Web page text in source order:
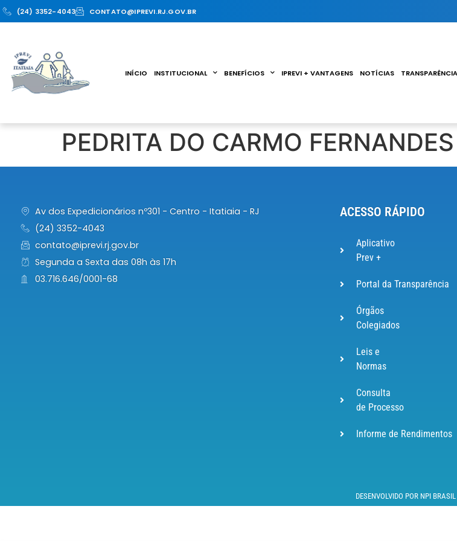
(24) 3352-4043 CONTATO@IPREVI.RJ.GOV.BR
INÍCIO INSTITUCIONAL BENEFÍCIOS IPREVI + VANTAGENS NOTÍCIAS TRANSPARÊNCIA
PEDRITA DO CARMO
Av dos Expedicionários nº301 - Centro - Itatiaia - RJ
(24) 3352-4043
contato@iprevi.rj.gov.br
Segunda a Sexta das 08h às 17h
03.716.646/0001-68
ACESSO RÁPIDO
Aplicativo
Prev +
Portal da Transparência
Órgãos
Colegiados
Leis e
Normas
Consulta
de Processo
Informe de Rendimentos
DESENVOLVIDO POR NPI BRASIL